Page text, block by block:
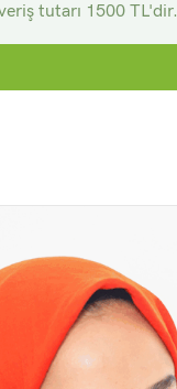
tutarı 1500 TL'dir.